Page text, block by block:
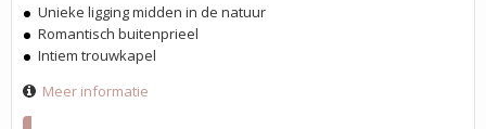
Unieke ligging midden in de natuur
Romantisch buitenprieel
Intiem trouwkapel
Meer informatie